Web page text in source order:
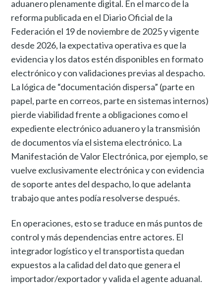
aduanero plenamente digital. En el marco de la
reforma publicada en el Diario Oficial de la
Federación el 19 de noviembre de 2025 y vigente
desde 2026, la expectativa operativa es que la
evidencia y los datos estén disponibles en formato
electrónico y con validaciones previas al despacho.
La lógica de “documentación dispersa” (parte en
papel, parte en correos, parte en sistemas internos)
pierde viabilidad frente a obligaciones como el
expediente electrónico aduanero y la transmisión
de documentos vía el sistema electrónico. La
Manifestación de Valor Electrónica, por ejemplo, se
vuelve exclusivamente electrónica y con evidencia
de soporte antes del despacho, lo que adelanta
trabajo que antes podía resolverse después.
En operaciones, esto se traduce en más puntos de
control y más dependencias entre actores. El
integrador logístico y el transportista quedan
expuestos a la calidad del dato que genera el
importador/exportador y valida el agente aduanal.